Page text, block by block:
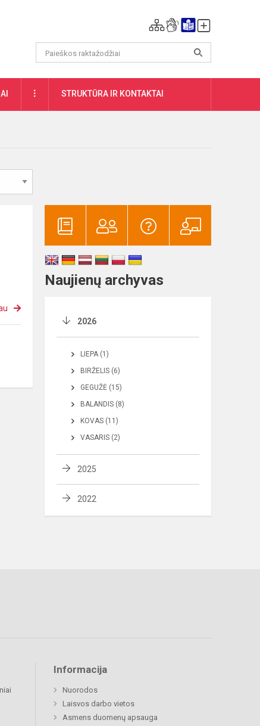
DAUGIAUSTRUKTŪRA IR KONTAKTAI
Naujienų archyvas
2026
LIEPA (1)
BIRŽELIS (6)
GEGUŽĖ (15)
BALANDIS (8)
KOVAS (11)
VASARIS (2)
2025
2022
Informacija
Nuorodos
Laisvos darbo vietos
Asmens duomenų apsauga